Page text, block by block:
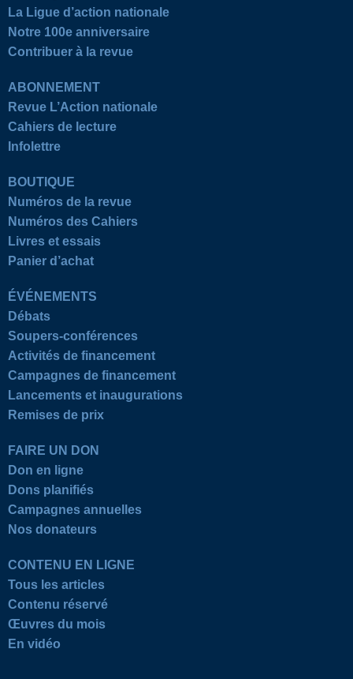
La Ligue d’action nationale
Notre 100e anniversaire
Contribuer à la revue
ABONNEMENT
Revue L’Action nationale
Cahiers de lecture
Infolettre
BOUTIQUE
Numéros de la revue
Numéros des Cahiers
Livres et essais
Panier d’achat
ÉVÉNEMENTS
Débats
Soupers-conférences
Activités de financement
Campagnes de financement
Lancements et inaugurations
Remises de prix
FAIRE UN DON
Don en ligne
Dons planifiés
Campagnes annuelles
Nos donateurs
CONTENU EN LIGNE
Tous les articles
Contenu réservé
Œuvres du mois
En vidéo